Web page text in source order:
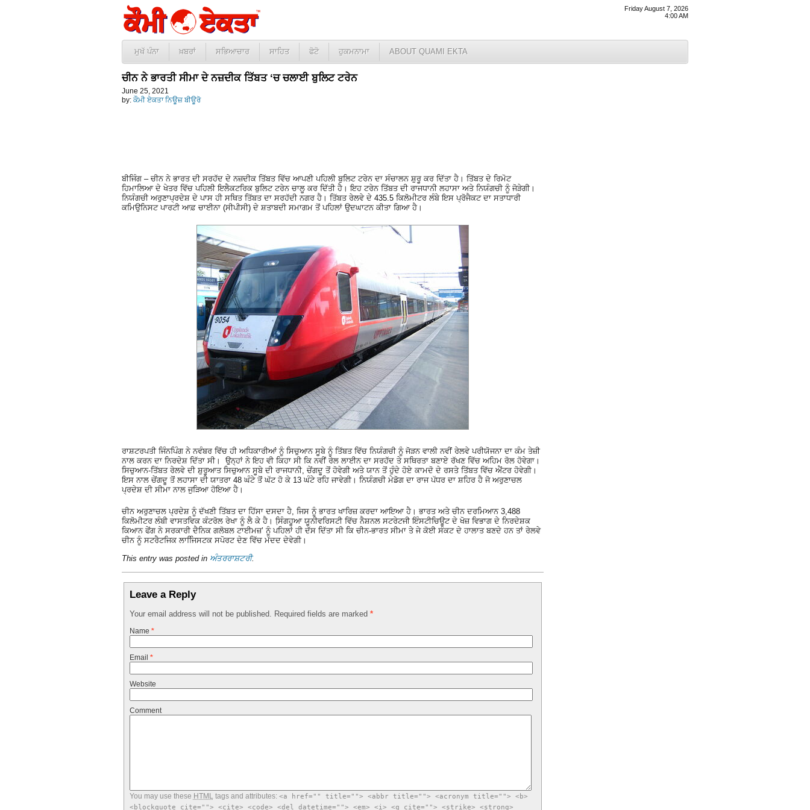
Friday August 7, 2026
4:00 AM
ਮੁਖੱ ਪੰਨਾ ਖ਼ਬਰਾਂ ਸਭਿਆਚਾਰ ਸਾਹਿਤ ਫੋਟੋ ਹੁਕਮਨਾਮਾ ABOUT QUAMI EKTA
ਚੀਨ ਨੇ ਭਾਰਤੀ ਸੀਮਾ ਦੇ ਨਜ਼ਦੀਕ ਤਿੱਬਤ ‘ਚ ਚਲਾਈ ਬੁਲਿਟ ਟਰੇਨ
June 25, 2021
by: ਕੌਮੀ ਏਕਤਾ ਨਿਊਜ਼ ਬੀਊਰੋ
ਬੀਜਿੰਗ – ਚੀਨ ਨੇ ਭਾਰਤ ਦੀ ਸਰਹੱਦ ਦੇ ਨਜ਼ਦੀਕ ਤਿੱਬਤ ਵਿੱਚ ਆਪਣੀ ਪਹਿਲੀ ਬੁਲਿਟ ਟਰੇਨ ਦਾ ਸੰਚਾਲਨ ਸ਼ੁਰੂ ਕਰ ਦਿੱਤਾ ਹੈ। ਤਿੱਬਤ ਦੇ ਰਿਮੋਟ
ਹਿਮਾਲਿਆ ਦੇ ਖੇਤਰ ਵਿੱਚ ਪਹਿਲੀ ਇਲੈਕਟਰਿਕ ਬੁਲਿਟ ਟਰੇਨ ਚਾਲੂ ਕਰ ਦਿੱਤੀ ਹੈ। ਇਹ ਟਰੇਨ ਤਿੱਬਤ ਦੀ ਰਾਜਧਾਨੀ ਲਹਾਸਾ ਅਤੇ ਨਿਯੰਗਚੀ ਨੂੰ ਜੋੜੇਗੀ।
ਨਿਯੰਗਚੀ ਅਰੁਣਾਪ੍ਰਦੇਸ਼ ਦੇ ਪਾਸ ਹੀ ਸਥਿਤ ਤਿੱਬਤ ਦਾ ਸਰਹੱਦੀ ਨਗਰ ਹੈ। ਤਿੱਬਤ ਰੇਲਵੇ ਦੇ 435.5 ਕਿਲੋਮੀਟਰ ਲੰਬੇ ਇਸ ਪ੍ਰੋਜੈਕਟ ਦਾ ਸਤਾਧਾਰੀ
ਕਮਿਉਨਿਸਟ ਪਾਰਟੀ ਆਫ਼ ਚਾਈਨਾ (ਸੀਪੀਸੀ) ਦੇ ਸ਼ਤਾਬਦੀ ਸਮਾਗਮ ਤੋਂ ਪਹਿਲਾਂ ਉਦਘਾਟਨ ਕੀਤਾ ਗਿਆ ਹੈ।
ਰਾਸ਼ਟਰਪਤੀ ਜਿੰਨਪਿੰਗ ਨੇ ਨਵੰਬਰ ਵਿੱਚ ਹੀ ਅਧਿਕਾਰੀਆਂ ਨੂੰ ਸਿਚੁਆਨ ਸੂਬੇ ਨੂੰ ਤਿੱਬਤ ਵਿੱਚ ਨਿਯੰਗਚੀ ਨੂੰ ਜੋੜਨ ਵਾਲੀ ਨਵੀਂ ਰੇਲਵੇ ਪਰੀਯੋਜਨਾ ਦਾ ਕੰਮ ਤੇਜ਼ੀ
ਨਾਲ ਕਰਨ ਦਾ ਨਿਰਦੇਸ਼ ਦਿੱਤਾ ਸੀ। ਉਨ੍ਹਾਂ ਨੇ ਇਹ ਵੀ ਕਿਹਾ ਸੀ ਕਿ ਨਵੀਂ ਰੇਲ ਲਾਈਨ ਦਾ ਸਰਹੱਦ ਤੇ ਸਥਿਰਤਾ ਬਣਾਏ ਰੱਖਣ ਵਿੱਚ ਅਹਿਮ ਰੋਲ ਹੋਵੇਗਾ।
ਸਿਚੁਆਨ-ਤਿੱਬਤ ਰੇਲਵੇ ਦੀ ਸ਼ੁਰੂਆਤ ਸਿਚੁਆਨ ਸੂਬੇ ਦੀ ਰਾਜਧਾਨੀ, ਚੇਂਗਦੂ ਤੋਂ ਹੋਵੇਗੀ ਅਤੇ ਯਾਨ ਤੋਂ ਹੁੰਦੇ ਹੋਏ ਕਾਮਦੋ ਦੇ ਰਸਤੇ ਤਿੱਬਤ ਵਿੱਚ ਐਂਟਰ ਹੋਵੇਗੀ।
ਇਸ ਨਾਲ ਚੇਂਗਦੂ ਤੋਂ ਲਹਾਸਾ ਦੀ ਯਾਤਰਾ 48 ਘੰਟੇ ਤੋਂ ਘੱਟ ਹੋ ਕੇ 13 ਘੰਟੇ ਰਹਿ ਜਾਵੇਗੀ। ਨਿਯੰਗਚੀ ਮੇਡੋਗ ਦਾ ਰਾਜ ਪੱਧਰ ਦਾ ਸ਼ਹਿਰ ਹੈ ਜੋ ਅਰੁਣਾਚਲ
ਪ੍ਰਦੇਸ਼ ਦੀ ਸੀਮਾ ਨਾਲ ਜੁੜਿਆ ਹੋਇਆ ਹੈ।
ਚੀਨ ਅਰੁਣਾਚਲ ਪ੍ਰਦੇਸ਼ ਨੂੰ ਦੱਖਣੀ ਤਿੱਬਤ ਦਾ ਹਿੱਸਾ ਦਸਦਾ ਹੈ, ਜਿਸ ਨੂੰ ਭਾਰਤ ਖਾਰਿਜ਼ ਕਰਦਾ ਆਇਆ ਹੈ। ਭਾਰਤ ਅਤੇ ਚੀਨ ਦਰਮਿਆਨ 3,488
ਕਿਲੋਮੀਟਰ ਲੰਬੀ ਵਾਸਤਵਿਕ ਕੰਟਰੋਲ ਰੇਖਾ ਨੂੰ ਲੈ ਕੇ ਹੈ। ਸਿ਼ੰਗਹੂਆ ਯੂਨੀਵਰਿਸਟੀ ਵਿੱਚ ਨੈਸ਼ਨਲ ਸਟਰੇਟਜੀ ਇੰਸਟੀਚਿਊਟ ਦੇ ਖੋਜ਼ ਵਿਭਾਗ ਦੇ ਨਿਰਦੇਸ਼ਕ
ਕਿਆਨ ਫੇਂਗ ਨੇ ਸਰਕਾਰੀ ਦੈਨਿਕ ਗਲੋਬਲ ਟਾਈਮਜ਼’ ਨੂੰ ਪਹਿਲਾਂ ਹੀ ਦੱਸ ਦਿੱਤਾ ਸੀ ਕਿ ਚੀਨ-ਭਾਰਤ ਸੀਮਾ ਤੇ ਜੇ ਕੋਈ ਸੰਕਟ ਦੇ ਹਾਲਾਤ ਬਣਦੇ ਹਨ ਤਾਂ ਰੇਲਵੇ
ਚੀਨ ਨੂੰ ਸਟਰੈਟਜਿਕ ਲਾਜਿਿਸਟਕ ਸਪੋਰਟ ਦੇਣ ਵਿੱਚ ਮੱਦਦ ਦੇਵੇਗੀ।
This entry was posted in ਅੰਤਰਰਾਸ਼ਟਰੀ.
Leave a Reply
Your email address will not be published. Required fields are marked *
Name *
Email *
Website
Comment
You may use these HTMLtags and attributes: <a href="" title=""> <abbr title=""> <acronym title=""> <b>
<blockquote cite=""> <cite> <code> <del datetime=""> <em> <i> <q cite=""> <strike> <strong>